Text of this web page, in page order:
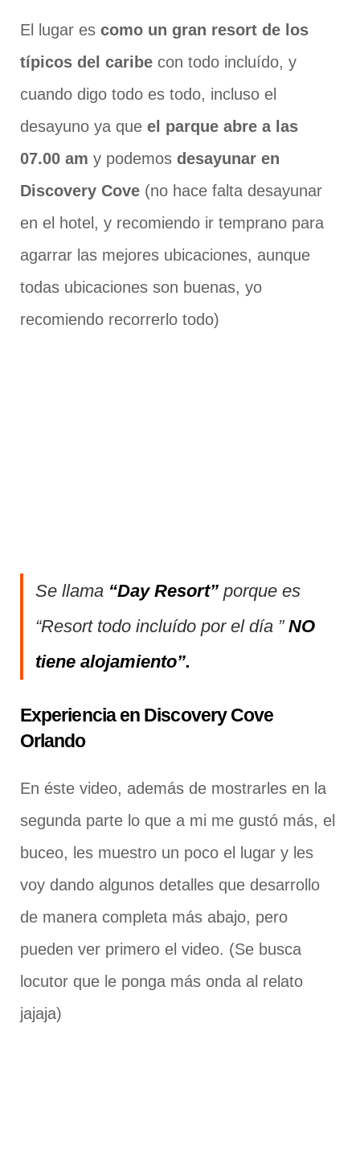
El lugar es como un gran resort de los
típicos del caribe con todo incluído, y
cuando digo todo es todo, incluso el
desayuno ya que el parque abre a las
07.00 am y podemos desayunar en
Discovery Cove (no hace falta desayunar
en el hotel, y recomiendo ir temprano para
agarrar las mejores ubicaciones, aunque
todas ubicaciones son buenas, yo
recomiendo recorrerlo todo)
Se llama “Day Resort” porque es
“Resort todo incluído por el día ” NO
tiene alojamiento”.
Experiencia en Discovery Cove
Orlando
En éste video, además de mostrarles en la
segunda parte lo que a mi me gustó más, el
buceo, les muestro un poco el lugar y les
voy dando algunos detalles que desarrollo
de manera completa más abajo, pero
pueden ver primero el video. (Se busca
locutor que le ponga más onda al relato
jajaja)